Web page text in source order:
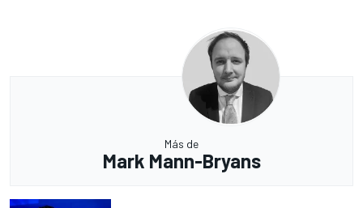
Más de
Mark Mann-Bryans